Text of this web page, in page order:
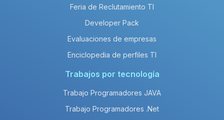
Feria de Reclutamiento TI
Developer Pack
Evaluaciones de empresas
Enciclopedia de perfiles TI
Trabajos por tecnología
Trabajo Programadores JAVA
Trabajo Programadores .Net